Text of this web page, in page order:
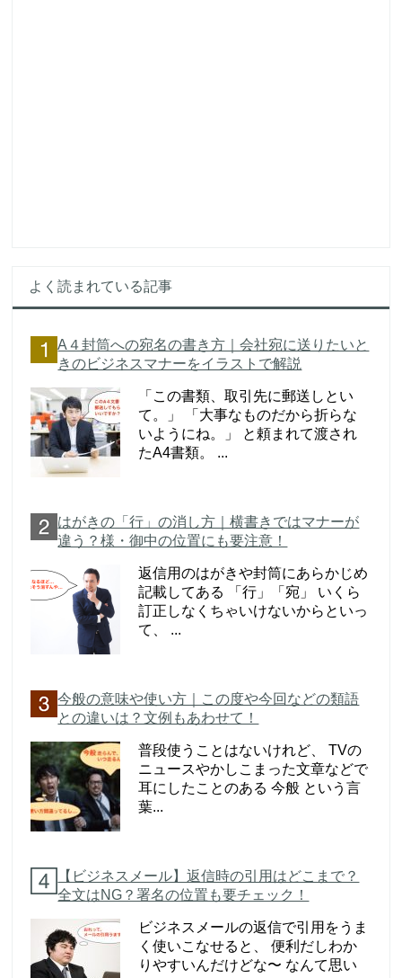
よく読まれている記事
A４封筒への宛名の書き方｜会社宛に送りたいと
きのビジネスマナーをイラストで解説
「この書類、取引先に郵送しとい
て。」 「大事なものだから折らな
いようにね。」 と頼まれて渡され
たA4書類。 ...
はがきの「行」の消し方｜横書きではマナーが
違う？様・御中の位置にも要注意！
返信用のはがきや封筒にあらかじめ
記載してある 「行」「宛」 いくら
訂正しなくちゃいけないからといっ
て、 ...
今般の意味や使い方｜この度や今回などの類語
との違いは？文例もあわせて！
普段使うことはないけれど、 TVの
ニュースやかしこまった文章などで
耳にしたことのある 今般 という言
葉...
【ビジネスメール】返信時の引用はどこまで？
全文はNG？署名の位置も要チェック！
ビジネスメールの返信で引用をうま
く使いこなせると、 便利だしわか
りやすいんだけどな〜 なんて思い